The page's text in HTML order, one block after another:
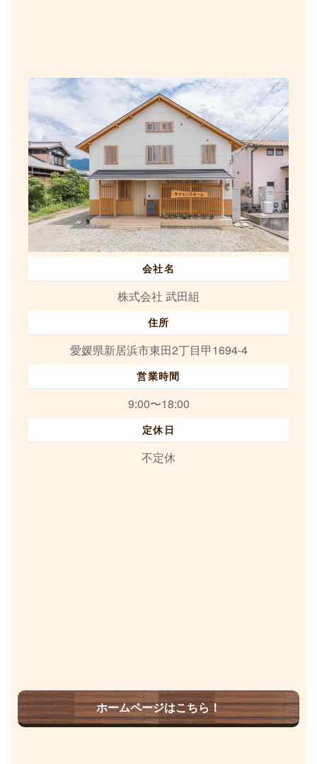
会社名
株式会社 武田組
住所
愛媛県新居浜市東田2丁目甲1694-4
営業時間
9:00〜18:00
定休日
不定休
ホームページはこちら！